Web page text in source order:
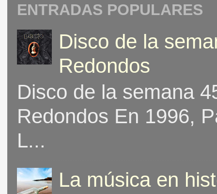
ENTRADAS POPULARES
Disco de la
Redondos
Disco de la semana
Redondos En 1996,
L...
La música en